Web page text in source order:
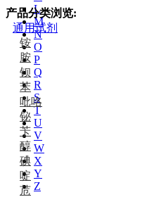
L
M
N
O
P
Q
R
S
T
U
V
W
X
Y
Z
产品分类浏览:
通用试剂
铵
胺
钡
苯
吡咯
铋
苄
醇
碘
啶
苊